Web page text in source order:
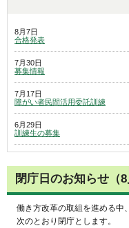
8月7日
合格発表
7月30日
募集情報
7月17日
障がい者民間活用委託訓練
6月29日
訓練生の募集
閉庁日のお知らせ（8
働き方改革の取組を進める中
次のとおり閉庁とします。